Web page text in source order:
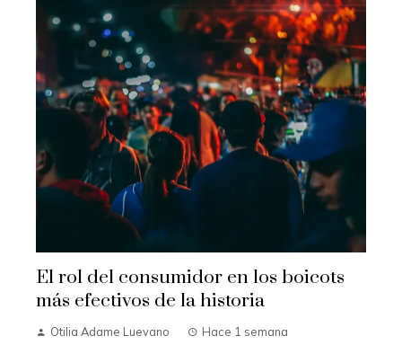
El rol del consumidor en los boicots
más efectivos de la historia
Otilia Adame Luevano Hace 1 semana